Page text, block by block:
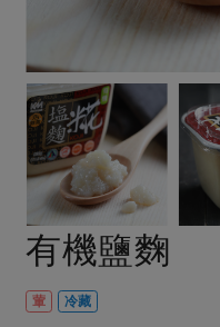
調味醬料/南北貨
休閒零嘴
保健食品
居家好物
美妝保養
家庭清潔
日用品
漬物
涼拌沙拉
飲品
主題食譜
更多當季產品
議題活動
主婦聯盟X樂齡網特約優惠
30%rPET紅烏龍茶
2024農業發展計畫年度報告
更多議題活動
廢核運動
減添加物
公益金
更多議題
生活者e週報
綠主張月刊
硝酸鹽檢驗
社員權益
合作社法規
社務專區
選舉專區
有機鹽麴
葷 冷藏